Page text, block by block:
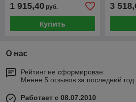
стеклопакет с триплексом
1 915,40 руб.
Купить
3
О нас
Рейтинг не сформирован
Менее 5 отзывов за последний год
Работает с 08.07.2010